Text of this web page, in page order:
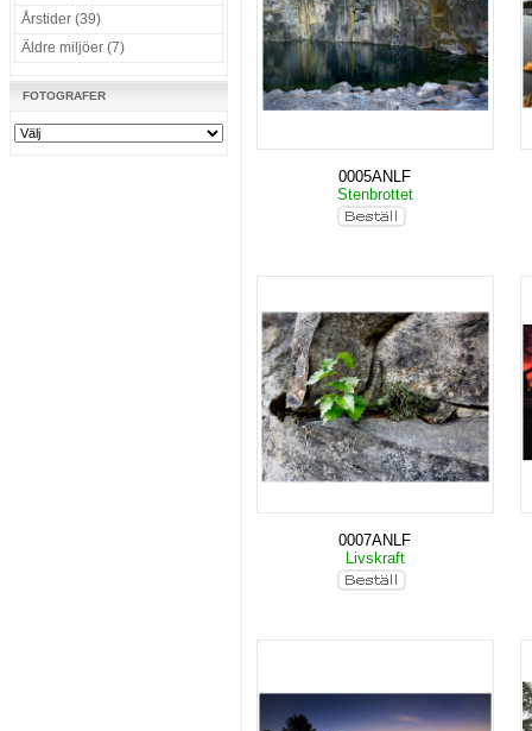
Årstider (39)
Äldre miljöer (7)
FOTOGRAFER
0005ANLF
Stenbrottet
0007ANLF
Livskraft